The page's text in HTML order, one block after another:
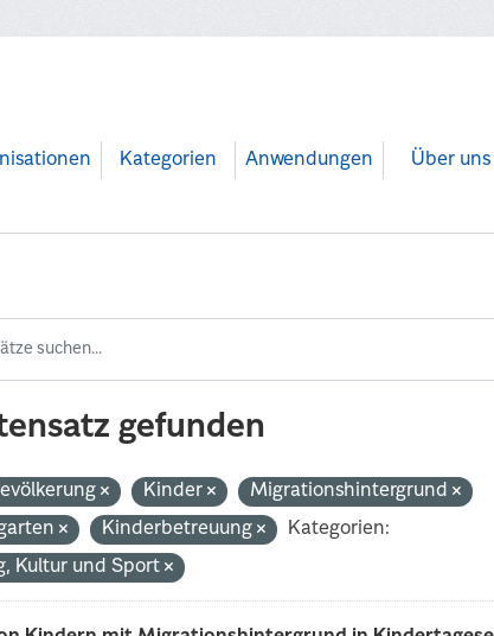
Kategorien Anwendungen Über uns
gefunden
Kinder
Migrationshintergrund
Kinderbetreuung
Kategorien:
Kultur und Sport